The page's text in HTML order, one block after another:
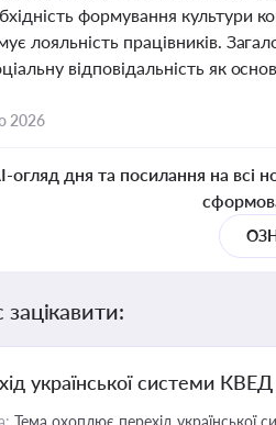
формування культури
лояльність працівників.
відповідальність як
2026
дня та посилання на всі
української системи
Тема охоплює перехід української